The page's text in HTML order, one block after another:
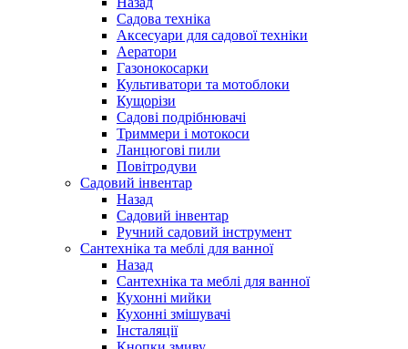
Садова техніка
Аксесуари для садової техніки
Аератори
Газонокосарки
Культиватори та мотоблоки
Кущорізи
Садові подрібнювачі
Триммери і мотокоси
Ланцюгові пили
Повітродуви
Садовий інвентар
Назад
Садовий інвентар
Ручний садовий інструмент
Сантехніка та меблі для ванної
Назад
Сантехніка та меблі для ванної
Кухонні мийки
Кухонні змішувачі
Інсталяції